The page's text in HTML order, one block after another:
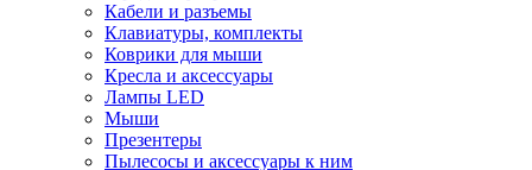
Кабели и разъемы
Клавиатуры, комплекты
Коврики для мыши
Кресла и аксессуары
Лампы LED
Мыши
Презентеры
Пылесосы и аксессуары к ним